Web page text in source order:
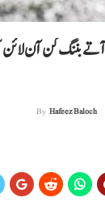
بننگ کن آن لائن
By Hafeez Baloch